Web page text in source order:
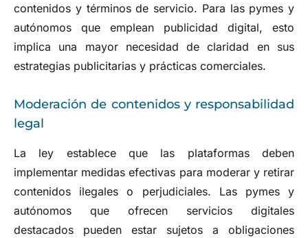
contenidos y términos de servicio. Para las pymes y
autónomos que emplean publicidad digital, esto
implica una mayor necesidad de claridad en sus
estrategias publicitarias y prácticas comerciales.
Moderación de contenidos y responsabilidad
legal
La ley establece que las plataformas deben
implementar medidas efectivas para moderar y retirar
contenidos ilegales o perjudiciales. Las pymes y
autónomos que ofrecen servicios digitales
destacados pueden estar sujetos a obligaciones